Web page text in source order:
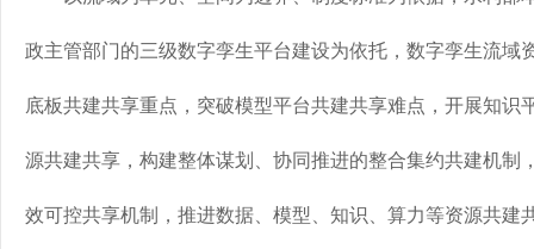
政主管部门的三级数字孪生平台建设为依托，数字孪生流域
底板共建共享重点，突破模型平台共建共享难点，开展知识
源共建共享，构建整体谋划、协同推进的整合集约共建机制
效可控共享机制，推进数据、模型、知识、算力等资源共建